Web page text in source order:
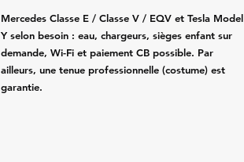
Mercedes Classe E / Classe V / EQV et Tesla Model
Y selon besoin : eau, chargeurs, sièges enfant sur
demande, Wi-Fi et paiement CB possible. Par
ailleurs, une tenue professionnelle (costume) est
garantie.